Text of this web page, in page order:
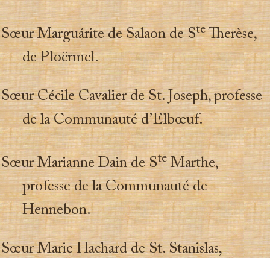
Sœur Marguárite de Salaon de SteTherèse,
de Ploërmel.
Sœur Cécile Cavalier de St. Joseph, professe
de la Communauté d’Elbœuf.
Sœur Marianne Dain de SteMarthe,
professe de la Communauté de
Hennebon.
Sœur Marie Hachard de St. Stanislas,